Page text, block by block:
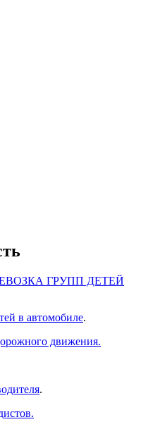
ГРУПП ДЕТЕЙ
в автомобиле.
движения.
.